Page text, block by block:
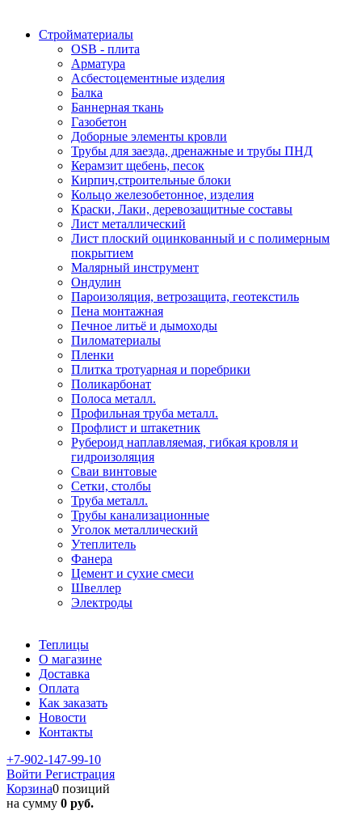
Стройматериалы
OSB - плита
Арматура
Асбестоцементные изделия
Балка
Баннерная ткань
Газобетон
Доборные элементы кровли
Трубы для заезда, дренажные и трубы ПНД
Керамзит щебень, песок
Кирпич,строительные блоки
Кольцо железобетонное, изделия
Краски, Лаки, деревозащитные составы
Лист металлический
Лист плоский оцинкованный и с полимерным
покрытием
Малярный инструмент
Ондулин
Пароизоляция, ветрозащита, геотекстиль
Пена монтажная
Печное литьё и дымоходы
Пиломатериалы
Пленки
Плитка тротуарная и поребрики
Поликарбонат
Полоса металл.
Профильная труба металл.
Профлист и штакетник
Рубероид наплавляемая, гибкая кровля и
гидроизоляция
Сваи винтовые
Сетки, столбы
Труба металл.
Трубы канализационные
Уголок металлический
Утеплитель
Фанера
Цемент и сухие смеси
Швеллер
Электроды
Теплицы
О магазине
Доставка
Оплата
Как заказать
Новости
Контакты
+7-902-147-99-10
Войти Регистрация
Корзина0 позиций
на сумму 0 руб.